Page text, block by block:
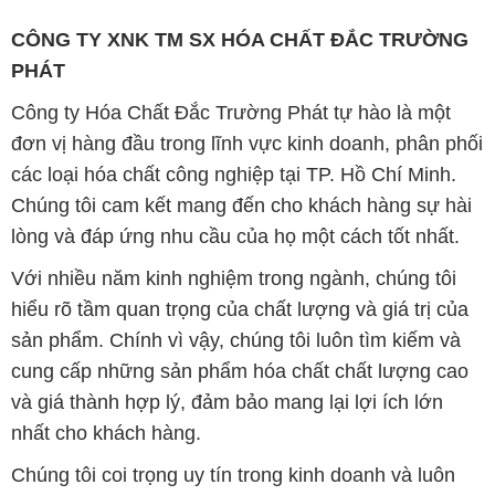
CÔNG TY XNK TM SX HÓA CHẤT ĐẮC TRƯỜNG
PHÁT
Công ty Hóa Chất Đắc Trường Phát tự hào là một
đơn vị hàng đầu trong lĩnh vực kinh doanh, phân phối
các loại hóa chất công nghiệp tại TP. Hồ Chí Minh.
Chúng tôi cam kết mang đến cho khách hàng sự hài
lòng và đáp ứng nhu cầu của họ một cách tốt nhất.
Với nhiều năm kinh nghiệm trong ngành, chúng tôi
hiểu rõ tầm quan trọng của chất lượng và giá trị của
sản phẩm. Chính vì vậy, chúng tôi luôn tìm kiếm và
cung cấp những sản phẩm hóa chất chất lượng cao
và giá thành hợp lý, đảm bảo mang lại lợi ích lớn
nhất cho khách hàng.
Chúng tôi coi trọng uy tín trong kinh doanh và luôn